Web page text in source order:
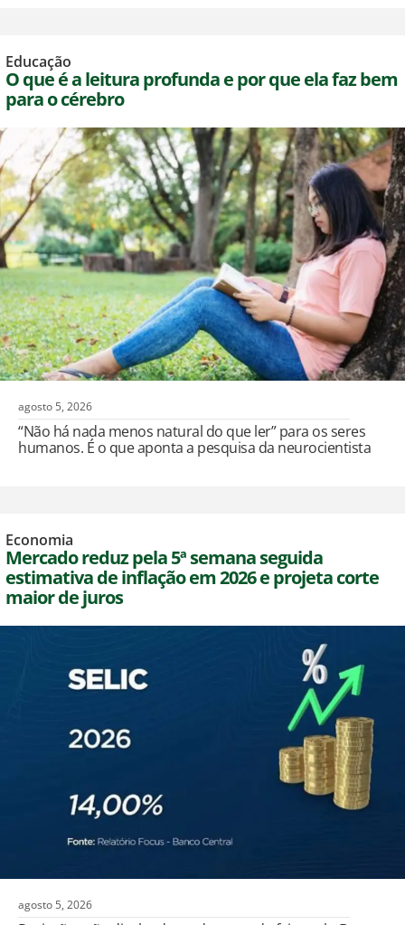
Educação
O que é a leitura profunda e por que ela faz bem
para o cérebro
agosto 5, 2026
“Não há nada menos natural do que ler” para os seres
humanos. É o que aponta a pesquisa da neurocientista
Economia
Mercado reduz pela 5ª semana seguida
estimativa de inflação em 2026 e projeta corte
maior de juros
agosto 5, 2026